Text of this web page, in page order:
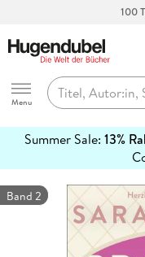
100
Hugendubel
Menu
Summer Sale: 13%
erfahren
Band 2